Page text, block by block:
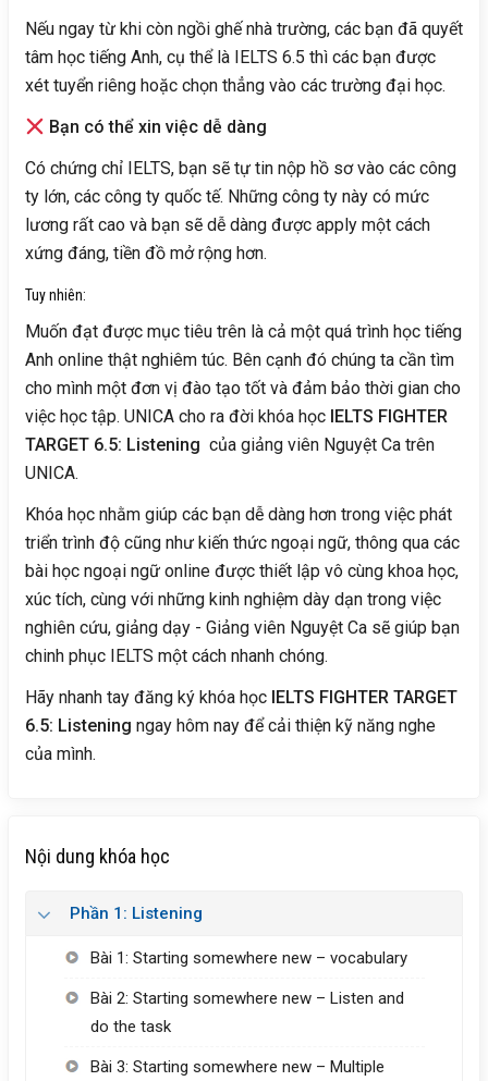
Nếu ngay từ khi còn ngồi ghế nhà trường, các bạn đã quyết
tâm học tiếng Anh, cụ thể là IELTS 6.5 thì các bạn được
xét tuyển riêng hoặc chọn thẳng vào các trường đại học.
Bạn có thể xin việc dễ dàng
Có chứng chỉ IELTS, bạn sẽ tự tin nộp hồ sơ vào các công
ty lớn, các công ty quốc tế. Những công ty này có mức
lương rất cao và bạn sẽ dễ dàng được apply một cách
xứng đáng, tiền đồ mở rộng hơn.
Tuy nhiên:
Muốn đạt được mục tiêu trên là cả một quá trình học tiếng
Anh online thật nghiêm túc. Bên cạnh đó chúng ta cần tìm
cho mình một đơn vị đào tạo tốt và đảm bảo thời gian cho
việc học tập. UNICA cho ra đời khóa học IELTS FIGHTER
TARGET 6.5: Listening của giảng viên Nguyệt Ca trên
UNICA.
Khóa học nhằm giúp các bạn dễ dàng hơn trong việc phát
triển trình độ cũng như kiến thức ngoại ngữ, thông qua các
bài học ngoại ngữ online được thiết lập vô cùng khoa học,
xúc tích, cùng với những kinh nghiệm dày dạn trong việc
nghiên cứu, giảng dạy - Giảng viên Nguyệt Ca sẽ giúp bạn
chinh phục IELTS một cách nhanh chóng.
Hãy nhanh tay đăng ký khóa học IELTS FIGHTER TARGET
6.5: Listening ngay hôm nay để cải thiện kỹ năng nghe
của mình.
Nội dung khóa học
Phần 1: Listening
Bài 1: Starting somewhere new – vocabulary
Bài 2: Starting somewhere new – Listen and
do the task
Bài 3: Starting somewhere new – Multiple